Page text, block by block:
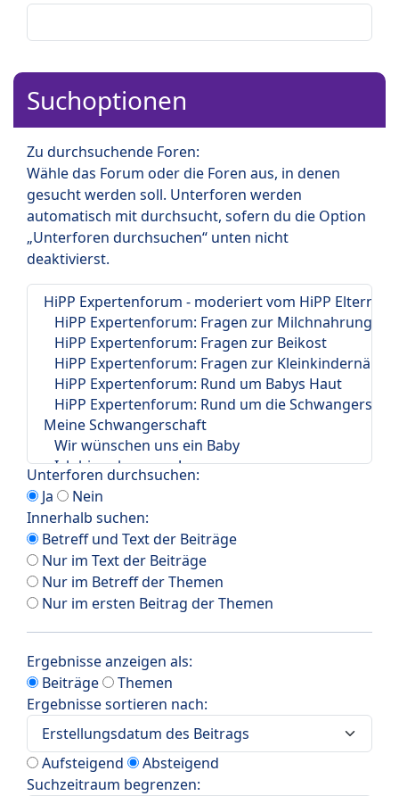
Suchoptionen
Zu durchsuchende Foren:
Wähle das Forum oder die Foren aus, in denen
gesucht werden soll. Unterforen werden
automatisch mit durchsucht, sofern du die Option
„Unterforen durchsuchen“ unten nicht
deaktivierst.
Unterforen durchsuchen:
Ja
Nein
Innerhalb suchen:
Betreff und Text der Beiträge
Nur im Text der Beiträge
Nur im Betreff der Themen
Nur im ersten Beitrag der Themen
Ergebnisse anzeigen als:
Beiträge
Themen
Ergebnisse sortieren nach:
Aufsteigend
Absteigend
Suchzeitraum begrenzen: